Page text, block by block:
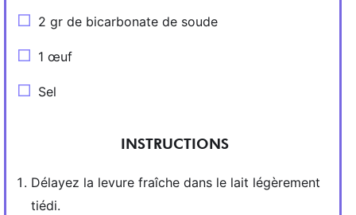
2 gr de bicarbonate de soude
1 œuf
Sel
INSTRUCTIONS
Délayez la levure fraîche dans le lait légèrement
tiédi.